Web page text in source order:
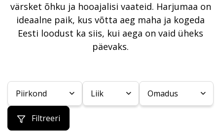
värsket õhku ja hooajalisi vaateid. Harjumaa on
ideaalne paik, kus võtta aeg maha ja kogeda
Eesti loodust ka siis, kui aega on vaid üheks
päevaks.
Piirkond Liik Omadus
Filtreeri